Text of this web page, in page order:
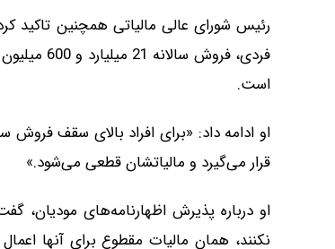
است.
قرار می‌گیرد و مالیاتشان قطعی می‌شود.»
او درباره پذیرش اظهارنامه‌های مودیان،
نکنند، همان مالیات مقطوع برای آنها